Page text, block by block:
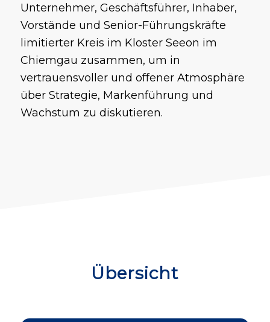
Unternehmer, Geschäftsführer, Inhaber,
Vorstände und Senior-Führungskräfte
limitierter Kreis im Kloster Seeon im
Chiemgau zusammen, um in
vertrauensvoller und offener Atmosphäre
über Strategie, Markenführung und
Wachstum zu diskutieren.
Übersicht